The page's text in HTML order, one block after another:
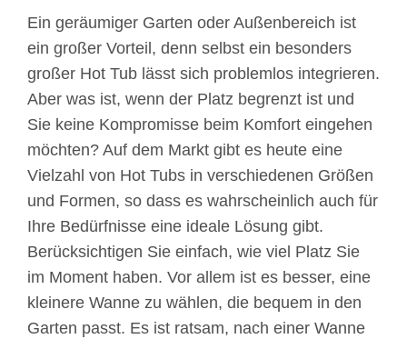
Ein geräumiger Garten oder Außenbereich ist
ein großer Vorteil, denn selbst ein besonders
großer Hot Tub lässt sich problemlos integrieren.
Aber was ist, wenn der Platz begrenzt ist und
Sie keine Kompromisse beim Komfort eingehen
möchten? Auf dem Markt gibt es heute eine
Vielzahl von Hot Tubs in verschiedenen Größen
und Formen, so dass es wahrscheinlich auch für
Ihre Bedürfnisse eine ideale Lösung gibt.
Berücksichtigen Sie einfach, wie viel Platz Sie
im Moment haben. Vor allem ist es besser, eine
kleinere Wanne zu wählen, die bequem in den
Garten passt. Es ist ratsam, nach einer Wanne